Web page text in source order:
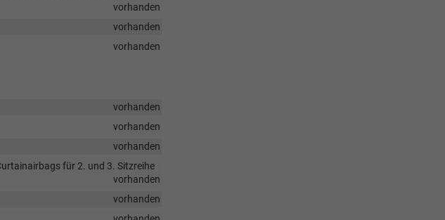
vorhanden
vorhanden
vorhanden
vorhanden
vorhanden
vorhanden
für 2. und 3. Sitzreihe
vorhanden
vorhanden